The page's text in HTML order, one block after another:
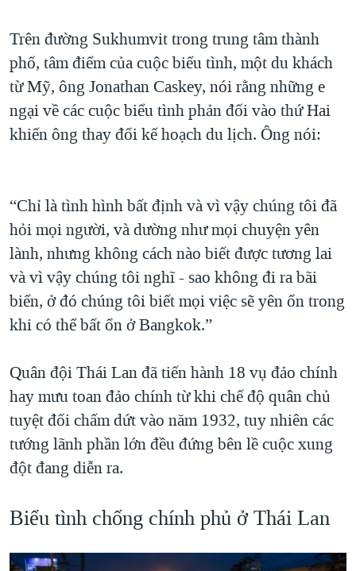
Trên đường Sukhumvit trong trung tâm thành
phố, tâm điểm của cuộc biểu tình, một du khách
từ Mỹ, ông Jonathan Caskey, nói rằng những e
ngại về các cuộc biểu tình phản đối vào thứ Hai
khiến ông thay đổi kế hoạch du lịch. Ông nói:
“Chỉ là tình hình bất định và vì vậy chúng tôi đã
hỏi mọi người, và dường như mọi chuyện yên
lành, nhưng không cách nào biết được tương lai
và vì vậy chúng tôi nghĩ - sao không đi ra bãi
biển, ở đó chúng tôi biết mọi việc sẽ yên ổn trong
khi có thể bất ổn ở Bangkok.”
Quân đội Thái Lan đã tiến hành 18 vụ đảo chính
hay mưu toan đảo chính từ khi chế độ quân chủ
tuyệt đối chấm dứt vào năm 1932, tuy nhiên các
tướng lãnh phần lớn đều đứng bên lề cuộc xung
đột đang diễn ra.
Biểu tình chống chính phủ ở Thái Lan